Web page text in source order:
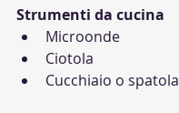
Strumenti da cucina
Microonde
Ciotola
Cucchiaio o spatola